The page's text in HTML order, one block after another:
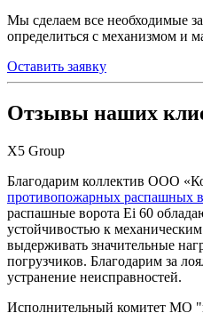
Мы сделаем все необходимые
определиться с механизмом и
Оставить заявку
Отзывы наших
Х5 Group
Благодарим коллектив ООО
противопожарных распашных
распашные ворота Ei 60
устойчивостью к
выдерживать значительные
погрузчиков. Благодарим за
устранение неисправностей.
Исполнительный комитет МО